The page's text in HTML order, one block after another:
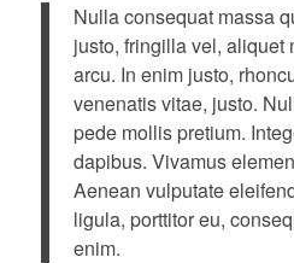
Nulla consequat massa
justo, fringilla vel, aliquet
arcu. In enim justo,
venenatis vitae, justo.
pede mollis pretium.
dapibus. Vivamus
Aenean vulputate
ligula, porttitor eu,
enim.